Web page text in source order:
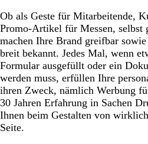
Ob als Geste für Mitarbeitende,
Promo-Artikel für Messen, selbst
machen Ihre Brand greifbar
breit bekannt. Jedes Mal, wenn
Formular ausgefüllt oder ein
werden muss, erfüllen Ihre
ihren Zweck, nämlich Werbung
30 Jahren Erfahrung in Sachen
Ihnen beim Gestalten von
Seite.